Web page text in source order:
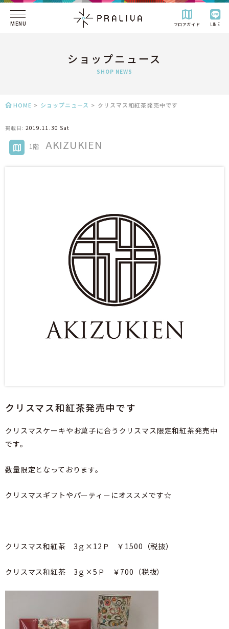
MENU フロアガイド LINE
ショップニュース
SHOP NEWS
HOME > ショップニュース > クリスマス和紅茶発売中です
掲載日: 2019.11.30 Sat
1階 AKIZUKIEN
クリスマス和紅茶発売中です
クリスマスケーキやお菓子に合うクリスマス限定和紅茶発売中
です。
数量限定となっております。
クリスマスギフトやパーティーにオススメです☆
クリスマス和紅茶 3ｇ×12Ｐ ￥1500（税抜）
クリスマス和紅茶 3ｇ×5Ｐ ￥700（税抜）